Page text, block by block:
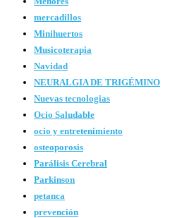
mercadillos
Minihuertos
Musicoterapia
Navidad
NEURALGIA DE TRIGÉMINO
Nuevas tecnologias
Ocio Saludable
ocio y entretenimiento
osteoporosis
Parálisis Cerebral
Parkinson
petanca
prevención